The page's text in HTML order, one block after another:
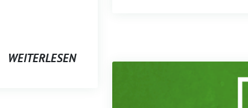
WEITERLESEN